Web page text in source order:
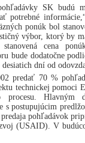
SK budú
potrebné
ponúk bol
výbor, ktorý by
cena
bude dodatočne
dní od
predať 70 %
technickej pomoci
procesu. Hlavným
postupujúcim
pohľadávok
(USAID). V